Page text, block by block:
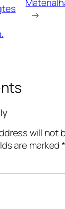
→
will not
are marked*